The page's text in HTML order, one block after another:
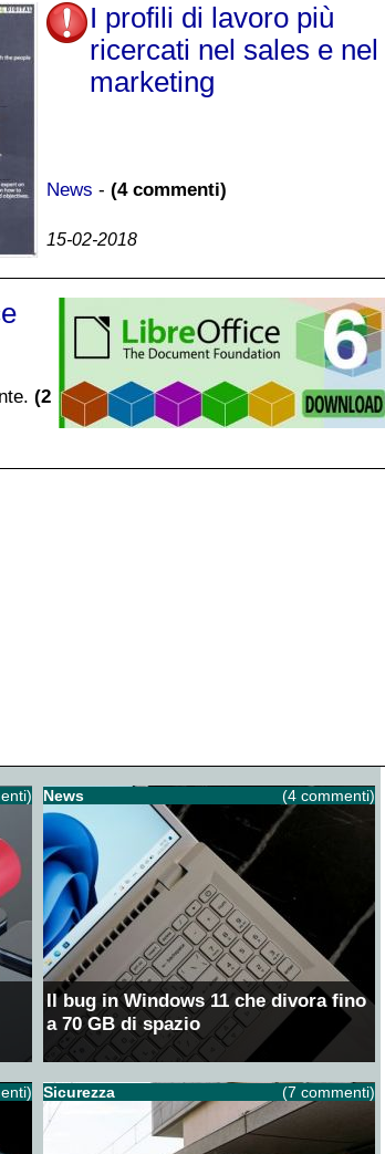
I profili di lavoro più
ricercati nel sales e nel
marketing
News - (4 commenti)
15-02-2018
(2
News (4 commenti)
Il bug in Windows 11 che divora fino
a 70 GB di spazio
Sicurezza (7 commenti)